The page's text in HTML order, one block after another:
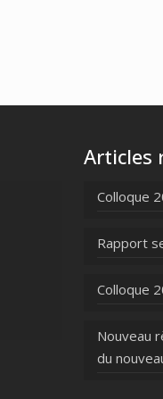
Articles
Colloque
Rapport
Colloque
Nouveau
du